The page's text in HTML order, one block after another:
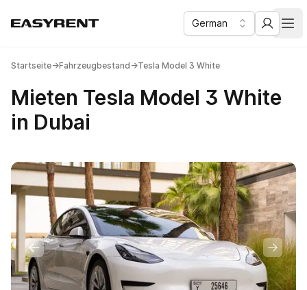
Easy Rent
Business- und Komfortklasse Autovermietung in Dubai
German
Startseite→Fahrzeugbestand →Tesla Model 3 White
Mieten Tesla Model 3 White
in Dubai